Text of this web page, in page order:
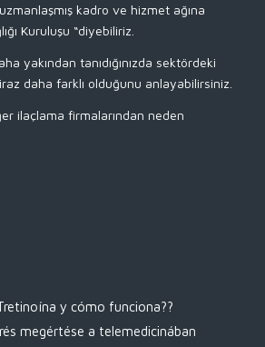
kadro ve hizmet ağına
Kuruluşu “diyebiliriz.
yakından tanıdığınızda sektördeki
daha farklı olduğunu anlayabilirsiniz.
ilaçlama firmalarından neden
y cómo funciona??
megértése a telemedicinában